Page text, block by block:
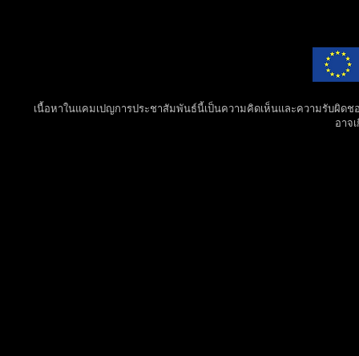
เนื้อหาในแคมเปญการประชาสัมพันธ์นี้เป็นความคิดเห็นและความรับผิด
อาจ